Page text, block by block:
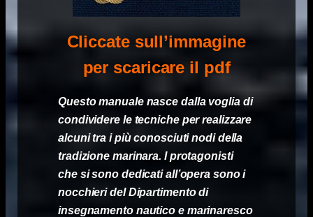
Cliccate sull’immagine
per scaricare il pdf
Questo manuale nasce dalla voglia di
condividere le tecniche per realizzare
alcuni tra i più conosciuti nodi della
tradizione marinara. I protagonisti
che si sono dedicati all’opera sono i
nocchieri del Dipartimento di
insegnamento nautico e marinaresco